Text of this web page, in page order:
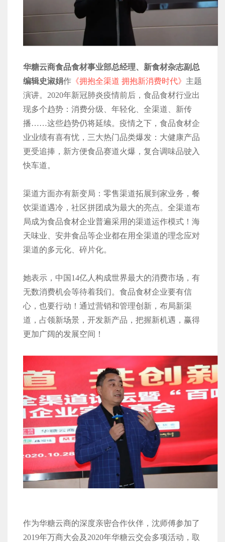
华糖云商食品食材事业部总经理、新食材杂志副总
编辑史淑娟作 《拥抱全渠道 拥抱新消费时代》 主题
演讲。2020年新冠肺炎疫情前后，食品食材行业出
现多个趋势：消费分级、年轻化、全渠道、新传
播……这些趋势仍将延续。疫情之下，食品食材企
业业绩有喜有忧，三大热门品类爆发：大健康产品
更受追捧，新方便食品赛道火爆，复合调味品驶入
快车道。
渠道方面亦有新变局：零售渠道拓展到家业务，餐
饮渠道遇冷，社区拼团成为最大的亮点。全渠道布
局成为食品食材企业普遍采用的渠道运作模式！海
天味业、安井食品等企业都在用全渠道的理念应对
渠道的多元化、碎片化。
她表示，中国14亿人构成世界最大的消费市场，有
无数消费机会等待着我们。食品食材企业要有信
心，也要行动！通过营销和管理创新，布局新渠
道，占领新场景，开发新产品，把握新机遇，赢得
更加广阔的发展空间！
作为华糖云商的深度亲密合作伙伴，沈师傅参加了
2019年万商大会及2020年华糖云交会多项活动，取